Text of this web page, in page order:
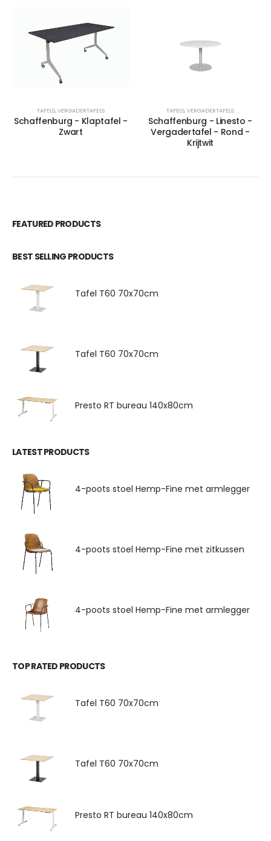
TAFELS,VERGADERTAFELS
Schaffenburg - Klaptafel -
Zwart
TAFELS,VERGADERTAFELS
Schaffenburg - Linesto -
Vergadertafel - Rond -
Krijtwit
FEATURED PRODUCTS
BEST SELLING PRODUCTS
Tafel T60 70x70cm
Tafel T60 70x70cm
Presto RT bureau 140x80cm
LATEST PRODUCTS
4-poots stoel Hemp-Fine met armlegger
4-poots stoel Hemp-Fine met zitkussen
4-poots stoel Hemp-Fine met armlegger
TOP RATED PRODUCTS
Tafel T60 70x70cm
Tafel T60 70x70cm
Presto RT bureau 140x80cm